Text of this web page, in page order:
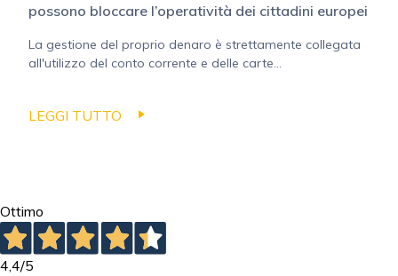
possono bloccare l’operatività dei cittadini europei
La gestione del proprio denaro è strettamente collegata
all'utilizzo del conto corrente e delle carte...
LEGGI TUTTO
Ottimo
4,4/5